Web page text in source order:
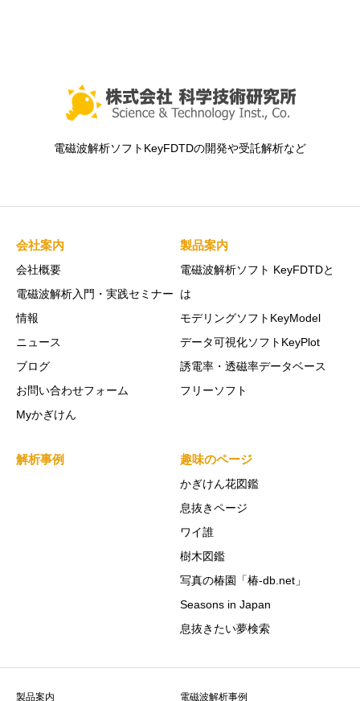
電磁波解析ソフトKeyFDTDの開発や受託解析など
会社案内
会社概要
電磁波解析入門・実践セミナー
情報
ニュース
ブログ
お問い合わせフォーム
Myかぎけん
製品案内
電磁波解析ソフト KeyFDTDと
は
モデリングソフトKeyModel
データ可視化ソフトKeyPlot
誘電率・透磁率データベース
フリーソフト
解析事例 趣味のページ
かぎけん花図鑑
息抜きページ
ワイ誰
樹木図鑑
写真の椿園「椿-db.net」
Seasons in Japan
息抜きたい夢検索
製品案内 電磁波解析事例